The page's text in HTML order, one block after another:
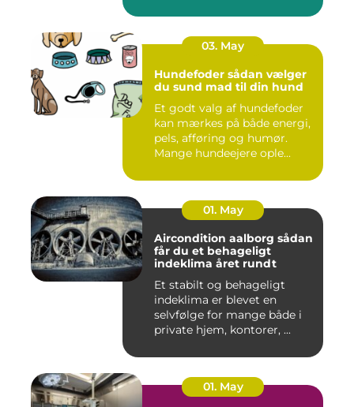
03. May
Hundefoder sådan vælger
du sund mad til din hund
Et godt valg af hundefoder
kan mærkes på både energi,
pels, afføring og humør.
Mange hundeejere ople...
01. May
Aircondition aalborg sådan
får du et behageligt
indeklima året rundt
Et stabilt og behageligt
indeklima er blevet en
selvfølge for mange både i
private hjem, kontorer, ...
01. May